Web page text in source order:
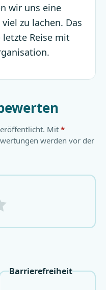
wir uns eine
zu lachen. Das
Reise mit
Mit *
werden vor der
Barrierefreiheit